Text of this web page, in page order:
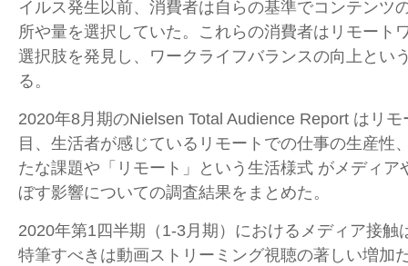
イルス発生以前、消費者は自らの基準でコンテンツ
所や量を選択していた。これらの消費者はリモート
選択肢を発見し、ワークライフバランスの向上とい
る。
2020年8月期のNielsen Total Audience Report はリモ
目、生活者が感じているリモートでの仕事の生産性
たな課題や「リモート」という生活様式 がメディア
ぼす影響についての調査結果をまとめた。
2020年第1四半期（1-3月期）におけるメディア接触
特筆すべきは動画ストリーミング視聴の著しい増加